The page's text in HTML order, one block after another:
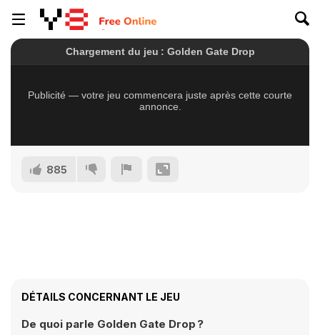
885
DÉTAILS CONCERNANT LE JEU
De quoi parle Golden Gate Drop ?